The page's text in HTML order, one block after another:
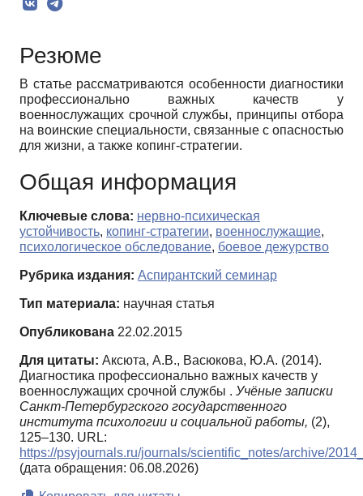
Резюме
В статье рассматриваются особенности диагностики
профессионально важных качеств у
военнослужащих срочной службы, принципы отбора
на воинские специальности, связанные с опасностью
для жизни, а также копинг-стратегии.
Общая информация
Ключевые слова: нервно-психическая
устойчивость, копинг-стратегии, военнослужащие,
психологическое обследование, боевое дежурство
Рубрика издания: Аспирантский семинар
Тип материала: научная статья
Опубликована 22.02.2015
Для цитаты: Аксюта, А.В., Васюкова, Ю.А. (2014).
Диагностика профессионально важных качеств у
военнослужащих срочной службы . Учёные записки
Санкт-Петербургского государственного
института психологии и социальной работы, (2),
125–130. URL:
https://psyjournals.ru/journals/scientific_notes/archive/
(дата обращения: 06.08.2026)